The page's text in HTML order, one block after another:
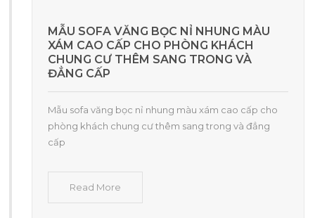
MẪU SOFA VĂNG BỌC NỈ NHUNG MÀU
XÁM CAO CẤP CHO PHÒNG KHÁCH
CHUNG CƯ THÊM SANG TRONG VÀ
ĐẲNG CẤP
Mẫu sofa văng bọc nỉ nhung màu xám cao cấp cho
phòng khách chung cư thêm sang trong và đẳng
cấp
Read More